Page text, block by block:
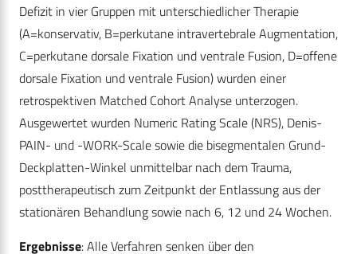
Defizit in vier Gruppen mit unterschiedlicher Therapie
(A=konservativ, B=perkutane intravertebrale Augmentation,
C=perkutane dorsale Fixation und ventrale Fusion, D=offene
dorsale Fixation und ventrale Fusion) wurden einer
retrospektiven Matched Cohort Analyse unterzogen.
Ausgewertet wurden Numeric Rating ­Scale (NRS), Denis-
PAIN- und -WORK-Scale sowie die bisegmentalen Grund-
Deckplatten-Winkel unmittelbar nach dem Trauma,
posttherapeutisch zum Zeitpunkt der Entlassung aus der
stationären Behandlung sowie nach 6, 12 und 24 Wochen.
Ergebnisse: Alle Verfahren senken über den